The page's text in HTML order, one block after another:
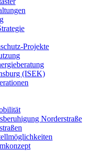
Projekte
(ISEK)
Norderstraße